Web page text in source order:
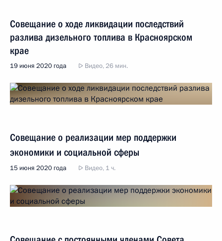
Совещание о ходе ликвидации последствий
разлива дизельного топлива в Красноярском
крае
19 июня 2020 года Видео, 26 мин.
Совещание о реализации мер поддержки
экономики и социальной сферы
15 июня 2020 года Видео, 1 ч.